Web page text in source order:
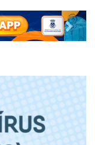
Next